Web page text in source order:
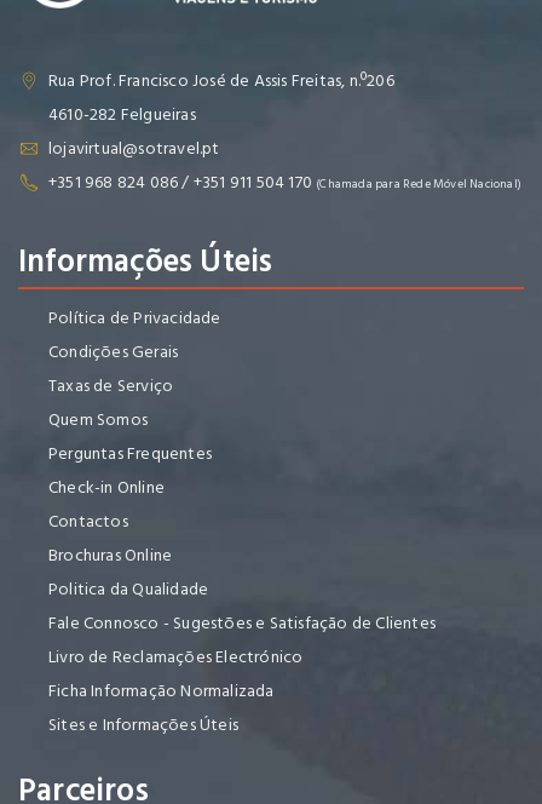
Rua Prof. Francisco José de Assis Freitas, n.º206
4610-282 Felgueiras
lojavirtual@sotravel.pt
+351 968 824 086 / +351 911 504 170 (Chamada para Rede Móvel Nacional)
Informações Úteis
Política de Privacidade
Condições Gerais
Taxas de Serviço
Quem Somos
Perguntas Frequentes
Check-in Online
Contactos
Brochuras Online
Politica da Qualidade
Fale Connosco - Sugestões e Satisfação de Clientes
Livro de Reclamações Electrónico
Ficha Informação Normalizada
Sites e Informações Úteis
Parceiros